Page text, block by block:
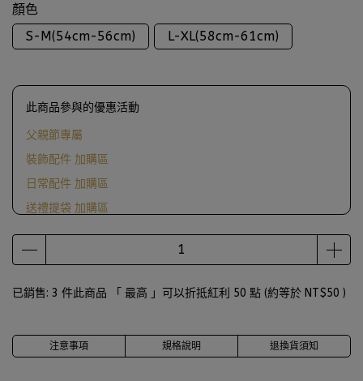
顏色
S-M(54cm-56cm)
L-XL(58cm-61cm)
此商品參與的優惠活動
父親節專屬
裝飾配件 加購區
日常配件 加購區
送禮提袋 加購區
滿1000送ScrewCap燙金紙袋
已銷售: 3 件此商品 「 最高 」可以折抵紅利 50 點 (約等於 NT$50 )
注意事項 規格說明 退換貨須知